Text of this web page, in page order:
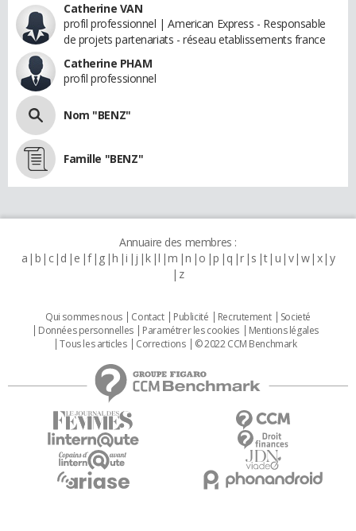
Catherine VAN
profil professionnel | American Express - Responsable
de projets partenariats - réseau etablissements france
Catherine PHAM
profil professionnel
Nom "BENZ"
Famille "BENZ"
Annuaire des membres :
a b c d e f g h i j k l m n o p q r s t u v w x y
z
Qui sommes nous Contact Publicité Recrutement
Societé
Données personnelles
Paramétrer les cookies
Mentions légales
Tous les articles
Corrections © 2022 CCM Benchmark